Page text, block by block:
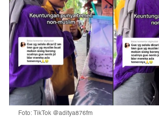
Foto: TikTok @aditya876fm